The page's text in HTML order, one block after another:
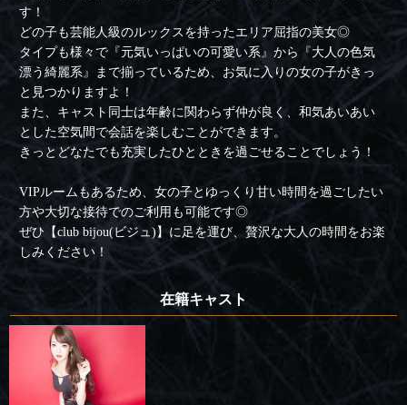
す！
どの子も芸能人級のルックスを持ったエリア屈指の美女◎
タイプも様々で『元気いっぱいの可愛い系』から『大人の色気
漂う綺麗系』まで揃っているため、お気に入りの女の子がきっ
と見つかりますよ！
また、キャスト同士は年齢に関わらず仲が良く、和気あいあい
とした空気間で会話を楽しむことができます。
きっとどなたでも充実したひとときを過ごせることでしょう！
VIPルームもあるため、女の子とゆっくり甘い時間を過ごしたい
方や大切な接待でのご利用も可能です◎
ぜひ【club bijou(ビジュ)】に足を運び、贅沢な大人の時間をお楽
しみください！
在籍キャスト